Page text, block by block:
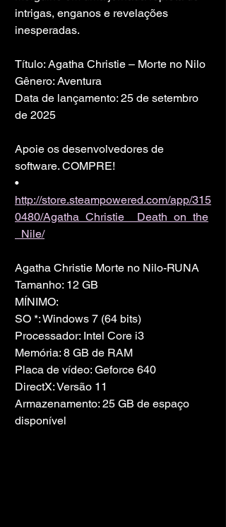
intrigas, enganos e revelações
inesperadas.
Título: Agatha Christie – Morte no Nilo
Gênero: Aventura
Data de lançamento: 25 de setembro
de 2025
Apoie os desenvolvedores de
software. COMPRE!
•
http://store.steampowered.com/app/315
0480/Agatha_Christie__Death_on_the
_Nile/
Agatha Christie Morte no Nilo-RUNA
Tamanho: 12 GB
MÍNIMO:
SO *: Windows 7 (64 bits)
Processador: Intel Core i3
Memória: 8 GB de RAM
Placa de vídeo: Geforce 640
DirectX: Versão 11
Armazenamento: 25 GB de espaço
disponível